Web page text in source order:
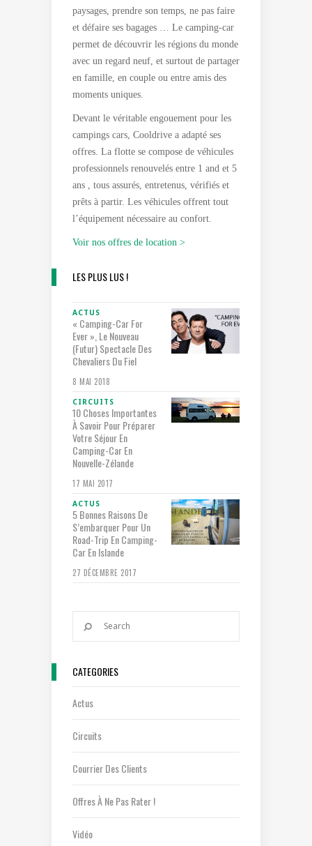
paysages, prendre son temps, ne pas faire
et défaire ses bagages … Le camping-car
permet de découvrir les régions du monde
avec un regard neuf, et surtout de partager
en famille, en couple ou entre amis des
moments uniques.
Devant le véritable engouement pour les
campings cars, Cooldrive a adapté ses
offres. La flotte se compose de véhicules
professionnels renouvelés entre 1 and et 5
ans , tous assurés, entretenus, vérifiés et
prêts à partir. Les véhicules offrent tout
l’équipement nécessaire au confort.
Voir nos offres de location >
LES PLUS LUS !
ACTUS
« Camping-Car For
Ever », Le Nouveau
(futur) Spectacle Des
Chevaliers Du Fiel
8 MAI 2018
CIRCUITS
10 Choses Importantes
À Savoir Pour Préparer
Votre Séjour En
Camping-Car En
Nouvelle-Zélande
17 MAI 2017
ACTUS
5 Bonnes Raisons De
S’embarquer Pour Un
Road-Trip En Camping-
Car En Islande
27 DÉCEMBRE 2017
CATEGORIES
Actus
Circuits
Courrier Des Clients
Offres À Ne Pas Rater !
Vidéo